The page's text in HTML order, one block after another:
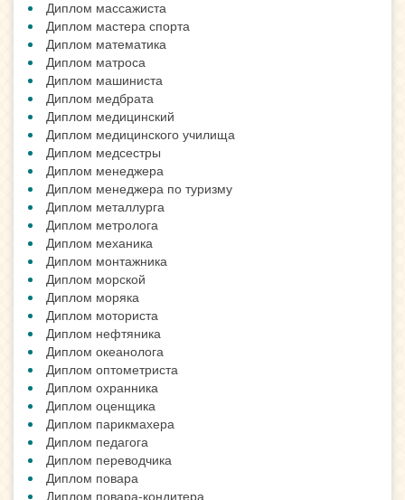
Диплом массажиста
Диплом мастера спорта
Диплом математика
Диплом матроса
Диплом машиниста
Диплом медбрата
Диплом медицинский
Диплом медицинского училища
Диплом медсестры
Диплом менеджера
Диплом менеджера по туризму
Диплом металлурга
Диплом метролога
Диплом механика
Диплом монтажника
Диплом морской
Диплом моряка
Диплом моториста
Диплом нефтяника
Диплом океанолога
Диплом оптометриста
Диплом охранника
Диплом оценщика
Диплом парикмахера
Диплом педагога
Диплом переводчика
Диплом повара
Диплом повара-кондитера